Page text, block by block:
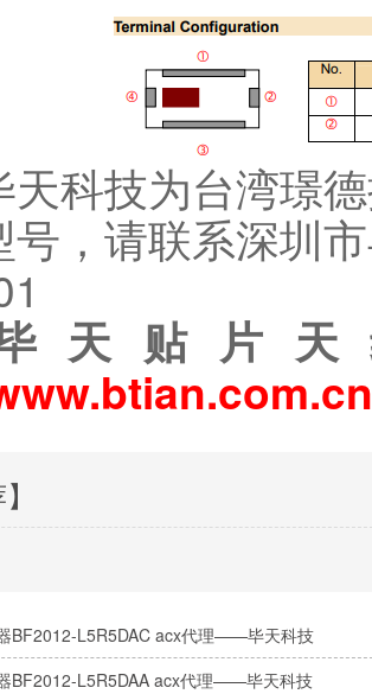
天科技为台湾璟
号，请联系深圳
天贴片
BF2012-L5R5DAC acx代理——毕天科技
BF2012-L5R5DAA acx代理——毕天科技